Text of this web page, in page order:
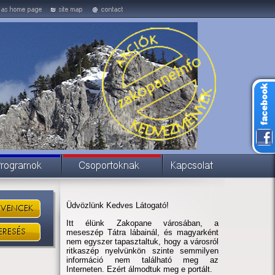
Üdvözlünk Kedves Látogató!
Itt élünk Zakopane városában, a
meseszép Tátra lábainál, és magyarként
nem egyszer tapasztaltuk, hogy a városról
ritkaszép nyelvünkön szinte semmilyen
információ nem található meg az
Interneten. Ezért álmodtuk meg e portált.